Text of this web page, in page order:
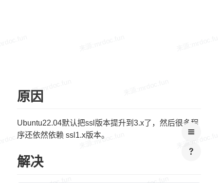
原因
Ubuntu22.04默认把ssl版本提升到3.x了，然后很多程
序还依然依赖 ssl1.x版本。
解决